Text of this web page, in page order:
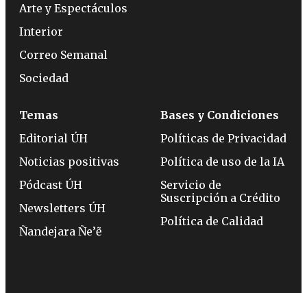
Arte y Espectáculos
Interior
Correo Semanal
Sociedad
Temas
Editorial ÚH
Noticias positivas
Pódcast ÚH
Newsletters ÚH
Ñandejara Ñe’ẽ
Bases y Condiciones
Políticas de Privacidad
Política de uso de la IA
Servicio de
Suscripción a Crédito
Política de Calidad